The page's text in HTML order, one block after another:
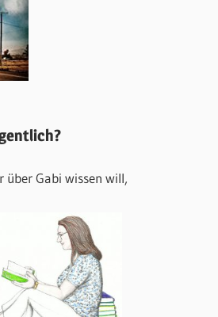
über Gabi wissen will,